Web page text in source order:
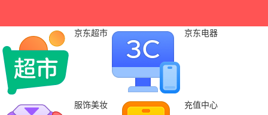
京东超市 京东电器
服饰美妆 充值中心